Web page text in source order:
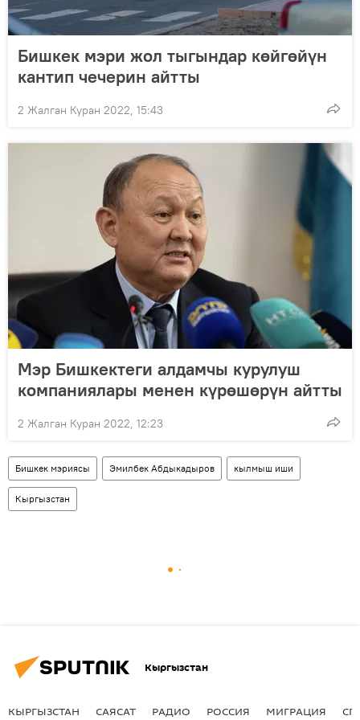
Бишкек мэри жол тыгындар көйгөйүн
кантип чечерин айтты
2 Жалган Куран 2022, 15:43
Мэр Бишкектеги алдамчы курулуш
компаниялары менен күрөшөрүн айтты
2 Жалган Куран 2022, 12:23
Бишкек мэриясы Эмилбек Абдыкадыров кылмыш иши
Кыргызстан
Кыргызстан
КЫРГЫЗСТАН САЯСАТ РАДИО РОССИЯ МИГРАЦИЯ